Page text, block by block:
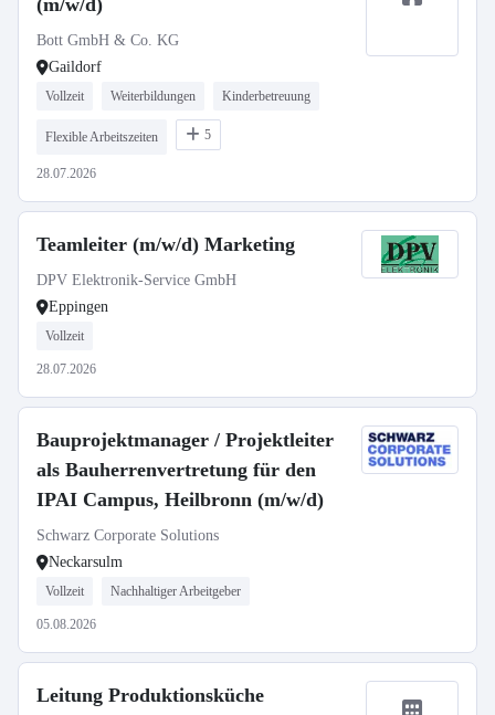
(m/w/d)
Bott GmbH & Co. KG
Gaildorf
Vollzeit Weiterbildungen Kinderbetreuung
Flexible Arbeitszeiten 5
28.07.2026
Teamleiter (m/w/d) Marketing
DPV Elektronik-Service GmbH
Eppingen
Vollzeit
28.07.2026
Bauprojektmanager / Projektleiter
als Bauherrenvertretung für den
IPAI Campus, Heilbronn (m/w/d)
Schwarz Corporate Solutions
Neckarsulm
Vollzeit Nachhaltiger Arbeitgeber
05.08.2026
Leitung Produktionsküche